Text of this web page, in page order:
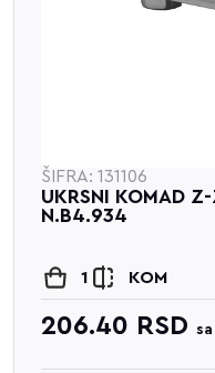
ŠIFRA: 131106
UKRSNI KOMAD
N.B4.934
1 KOM
206.40 RSD sa